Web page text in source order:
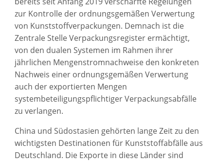
zur Kontrolle der ordnungsgemäßen Verwertung
von Kunststoffverpackungen. Demnach ist die
Zentrale Stelle Verpackungsregister ermächtigt,
von den dualen Systemen im Rahmen ihrer
jährlichen Mengenstromnachweise den konkreten
Nachweis einer ordnungsgemäßen Verwertung
auch der exportierten Mengen
systembeteiligungspflichtiger Verpackungsabfälle
zu verlangen.
China und Südostasien gehörten lange Zeit zu den
wichtigsten Destinationen für Kunststoffabfälle aus
Deutschland. Die Exporte in diese Länder sind